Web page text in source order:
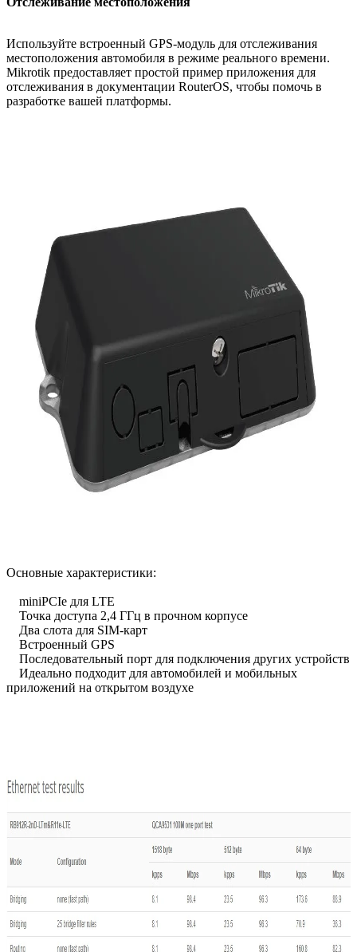
Используйте встроенный GPS-модуль для отслеживания
местоположения автомобиля в режиме реального времени.
Mikrotik предоставляет простой пример приложения для
отслеживания в документации RouterOS, чтобы помочь в
разработке вашей платформы.
Основные характеристики:
miniPCIe для LTE
Точка доступа 2,4 ГГц в прочном корпусе
Два слота для SIM-карт
Встроенный GPS
Последовательный порт для подключения других устройств
Идеально подходит для автомобилей и мобильных
приложений на открытом воздухе